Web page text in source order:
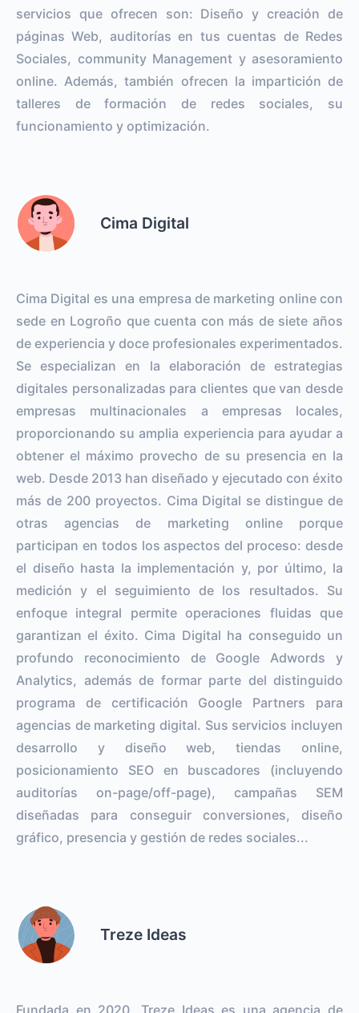
servicios que ofrecen son: Diseño y creación de
páginas Web, auditorías en tus cuentas de Redes
Sociales, community Management y asesoramiento
online. Además, también ofrecen la impartición de
talleres de formación de redes sociales, su
funcionamiento y optimización.
Cima Digital
Cima Digital es una empresa de marketing online con
sede en Logroño que cuenta con más de siete años
de experiencia y doce profesionales experimentados.
Se especializan en la elaboración de estrategias
digitales personalizadas para clientes que van desde
empresas multinacionales a empresas locales,
proporcionando su amplia experiencia para ayudar a
obtener el máximo provecho de su presencia en la
web. Desde 2013 han diseñado y ejecutado con éxito
más de 200 proyectos. Cima Digital se distingue de
otras agencias de marketing online porque
participan en todos los aspectos del proceso: desde
el diseño hasta la implementación y, por último, la
medición y el seguimiento de los resultados. Su
enfoque integral permite operaciones fluidas que
garantizan el éxito. Cima Digital ha conseguido un
profundo reconocimiento de Google Adwords y
Analytics, además de formar parte del distinguido
programa de certificación Google Partners para
agencias de marketing digital. Sus servicios incluyen
desarrollo y diseño web, tiendas online,
posicionamiento SEO en buscadores (incluyendo
auditorías on-page/off-page), campañas SEM
diseñadas para conseguir conversiones, diseño
gráfico, presencia y gestión de redes sociales...
Treze Ideas
Fundada en 2020, Treze Ideas es una agencia de